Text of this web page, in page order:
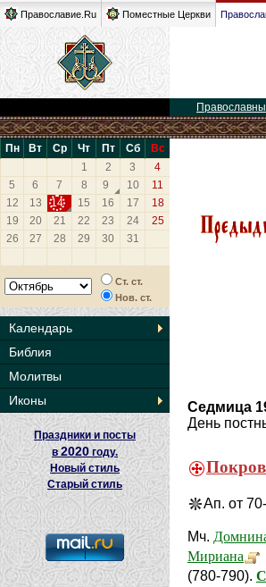
Православие.Ru Поместные Церкви
Пн Вт Ср Чт Пт Сб
Вс
1
2 3
4
5
6 7 8 9 10
11
12
13 14 15 16 17
18
19
20 21 22 23 24
25
26
27 28 29 30 31
Ст. ст.
Нов. ст.
Календарь
Библия
Молитвы
Иконы
Праздники и посты
в2020 году.
Новый стиль
Старый стиль
Седмица
День
Ап. от
Мч.
Мириана
(780-790).